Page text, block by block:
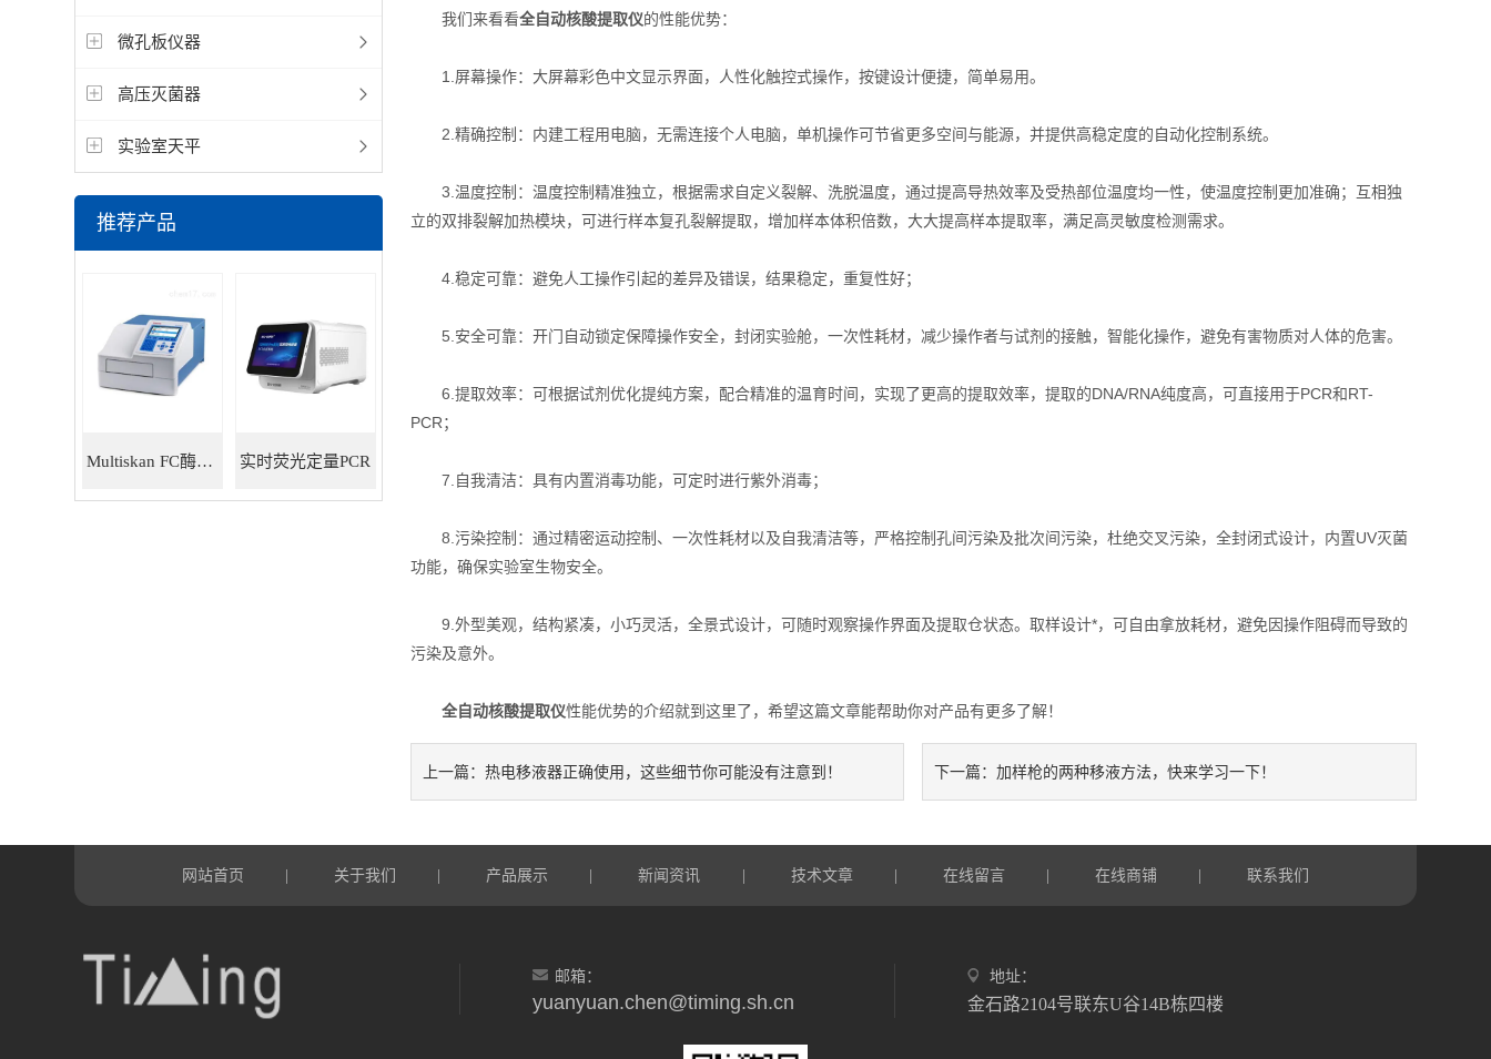
微孔板仪器
高压灭菌器
实验室天平
推荐产品
Multiskan FC酶标仪 实时荧光定量PCR
我们来看看全自动核酸提取仪的性能优势：
1.屏幕操作：大屏幕彩色中文显示界面，人性化触控式操作，按键设计便捷，简单易用。
2.精确控制：内建工程用电脑，无需连接个人电脑，单机操作可节省更多空间与能源，并提供高稳定度的自动化控制系统。
3.温度控制：温度控制精准独立，根据需求自定义裂解、洗脱温度，通过提高导热效率及受热部位温度均一性，使温度控制更加准确；互相独
立的双排裂解加热模块，可进行样本复孔裂解提取，增加样本体积倍数，大大提高样本提取率，满足高灵敏度检测需求。
4.稳定可靠：避免人工操作引起的差异及错误，结果稳定，重复性好；
5.安全可靠：开门自动锁定保障操作安全，封闭实验舱，一次性耗材，减少操作者与试剂的接触，智能化操作，避免有害物质对人体的危害。
6.提取效率：可根据试剂优化提纯方案，配合精准的温育时间，实现了更高的提取效率，提取的DNA/RNA纯度高，可直接用于PCR和RT-
PCR；
7.自我清洁：具有内置消毒功能，可定时进行紫外消毒；
8.污染控制：通过精密运动控制、一次性耗材以及自我清洁等，严格控制孔间污染及批次间污染，杜绝交叉污染，全封闭式设计，内置UV灭菌
功能，确保实验室生物安全。
9.外型美观，结构紧凑，小巧灵活，全景式设计，可随时观察操作界面及提取仓状态。取样设计*，可自由拿放耗材，避免因操作阻碍而导致的
污染及意外。
全自动核酸提取仪性能优势的介绍就到这里了，希望这篇文章能帮助你对产品有更多了解！
上一篇： 热电移液器正确使用，这些细节你可能没有注意到！ 下一篇：加样枪的两种移液方法，快来学习一下！
网站首页 关于我们 产品展示 新闻资讯 技术文章 在线留言 在线商铺 联系我们
邮箱：
yuanyuan.chen@timing.sh.cn
地址：
金石路2104号联东U谷14B栋四楼